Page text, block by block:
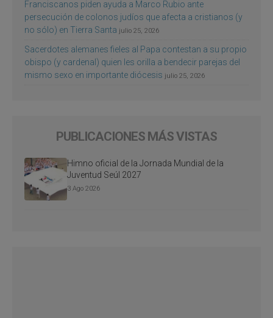
Franciscanos piden ayuda a Marco Rubio ante
persecución de colonos judíos que afecta a cristianos (y
no sólo) en Tierra Santa julio 25, 2026
Sacerdotes alemanes fieles al Papa contestan a su propio
obispo (y cardenal) quien les orilla a bendecir parejas del
mismo sexo en importante diócesis julio 25, 2026
PUBLICACIONES MÁS VISTAS
Himno oficial de la Jornada Mundial de la
Juventud Seúl 2027
3 Ago 2026